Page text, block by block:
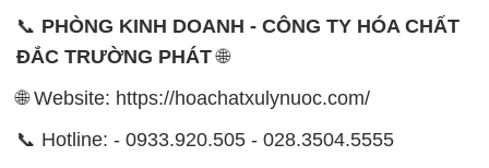
📞 PHÒNG KINH DOANH - CÔNG TY HÓA CHẤT
ĐẮC TRƯỜNG PHÁT🌐
🌐 Website: https://hoachatxulynuoc.com/
📞 Hotline: - 0933.920.505 - 028.3504.5555